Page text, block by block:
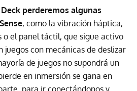
perderemos algunas
, como la vibración háptica,
o el panel táctil, que sigue activo
juegos con mecánicas de deslizar
de juegos no supondrá un
en inmersión se gana en
para ir conectándonos y